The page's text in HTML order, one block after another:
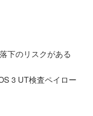
下のリスクがある
3 UT検査ペイロー